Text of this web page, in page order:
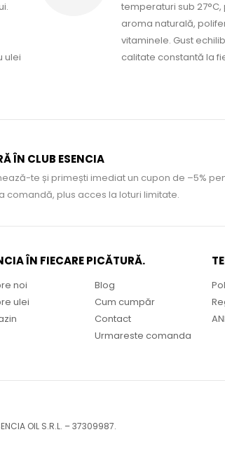
ulei
temperaturi sub
aroma naturală,
vitaminele. Gust
calitate constantă la
ÎN CLUB ESENCIA
te și primești imediat un cupon de –5%
comandă, plus acces la loturi limitate.
ÎN FIECARE PICĂTURĂ.
noi
ulei
Blog
Cum cumpăr
Contact
Urmareste comanda
OIL S.R.L. – 37309987.